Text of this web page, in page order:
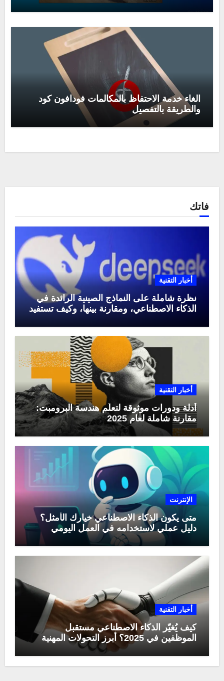
الغاء خدمة الاحتفاظ بالمكالمات فودافون كود
والطريقة بالتفصيل
فاتك
أخبار التقنية
نظرة شاملة على النماذج الصينية الرائدة في
الذكاء الاصطناعي، ومقارنة بينها، وكيف تستفيد
أخبار التقنية
أدلة ودورات موثوقة لتعلّم هندسة البرومبت:
مقارنة شاملة لعام 2025
الإنترنت
متى يكون الذكاء الاصطناعي خيارك الأمثل؟
دليل عملي لاستخدامه في العمل اليومي
أخبار التقنية
كيف يُغيّر الذكاء الاصطناعي مستقبل
الموظفين في 2025؟ أبرز التحولات المهنية